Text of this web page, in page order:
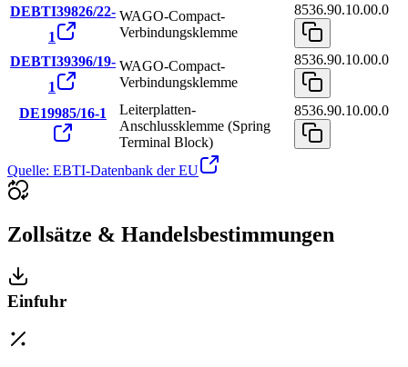
DEBTI39826/22-
1
WAGO-Compact-
Verbindungsklemme
8536.90.10.00.0
DEBTI39396/19-
1
WAGO-Compact-
Verbindungsklemme
8536.90.10.00.0
DE19985/16-1
Leiterplatten-
Anschlussklemme (Spring
Terminal Block)
8536.90.10.00.0
Quelle: EBTI-Datenbank der EU
Zollsätze & Handelsbestimmungen
Einfuhr